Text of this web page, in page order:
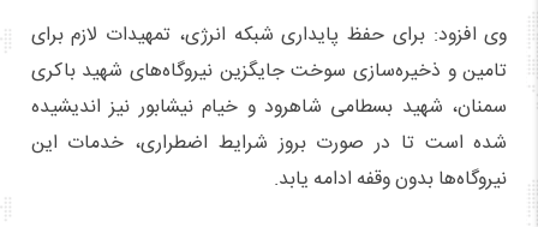
وی افزود: برای حفظ پایداری شبکه انرژی، تمهیدات لازم برای
تامین و ذخیره‌سازی سوخت جایگزین نیروگاه‌های شهید باکری
سمنان، شهید بسطامی شاهرود و خیام نیشابور نیز اندیشیده
شده است تا در صورت بروز شرایط اضطراری، خدمات این
نیروگاه‌ها بدون وقفه ادامه یابد.